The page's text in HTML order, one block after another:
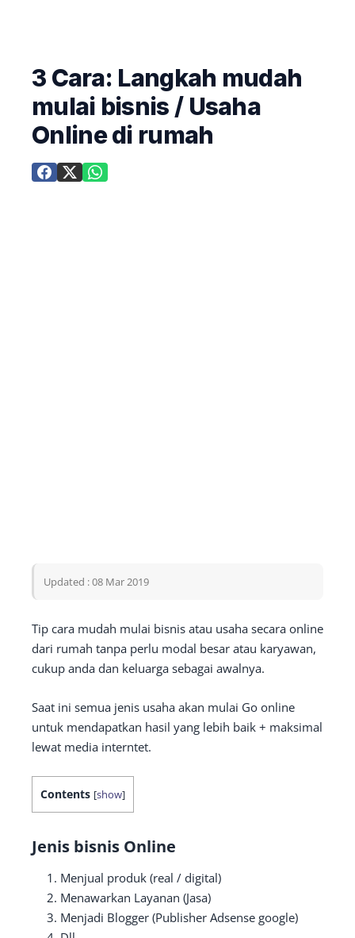
3 Cara: Langkah mudah
mulai bisnis / Usaha
Online di rumah
Updated : 08 Mar 2019
Tip cara mudah mulai bisnis atau usaha secara online
dari rumah tanpa perlu modal besar atau karyawan,
cukup anda dan keluarga sebagai awalnya.
Saat ini semua jenis usaha akan mulai Go online
untuk mendapatkan hasil yang lebih baik + maksimal
lewat media interntet.
Contents [show]
Jenis bisnis Online
Menjual produk (real / digital)
Menawarkan Layanan (Jasa)
Menjadi Blogger (Publisher Adsense google)